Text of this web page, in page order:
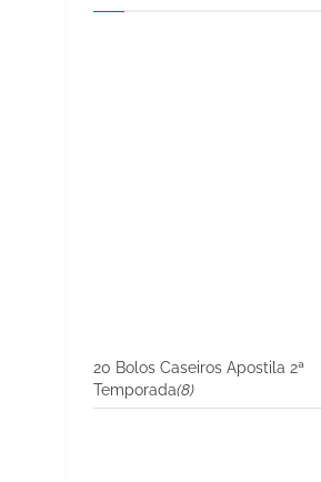
20 Bolos Caseiros Apostila 2ª
Temporada(8)